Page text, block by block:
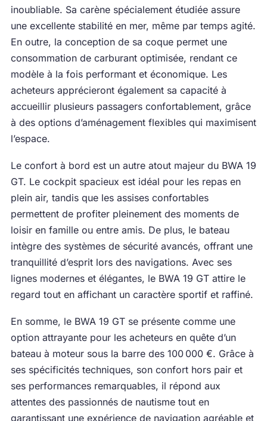
inoubliable. Sa carène spécialement étudiée assure
une excellente stabilité en mer, même par temps agité.
En outre, la conception de sa coque permet une
consommation de carburant optimisée, rendant ce
modèle à la fois performant et économique. Les
acheteurs apprécieront également sa capacité à
accueillir plusieurs passagers confortablement, grâce
à des options d’aménagement flexibles qui maximisent
l’espace.
Le confort à bord est un autre atout majeur du BWA 19
GT. Le cockpit spacieux est idéal pour les repas en
plein air, tandis que les assises confortables
permettent de profiter pleinement des moments de
loisir en famille ou entre amis. De plus, le bateau
intègre des systèmes de sécurité avancés, offrant une
tranquillité d’esprit lors des navigations. Avec ses
lignes modernes et élégantes, le BWA 19 GT attire le
regard tout en affichant un caractère sportif et raffiné.
En somme, le BWA 19 GT se présente comme une
option attrayante pour les acheteurs en quête d’un
bateau à moteur sous la barre des 100 000 €. Grâce à
ses spécificités techniques, son confort hors pair et
ses performances remarquables, il répond aux
attentes des passionnés de nautisme tout en
garantissant une expérience de navigation agréable et